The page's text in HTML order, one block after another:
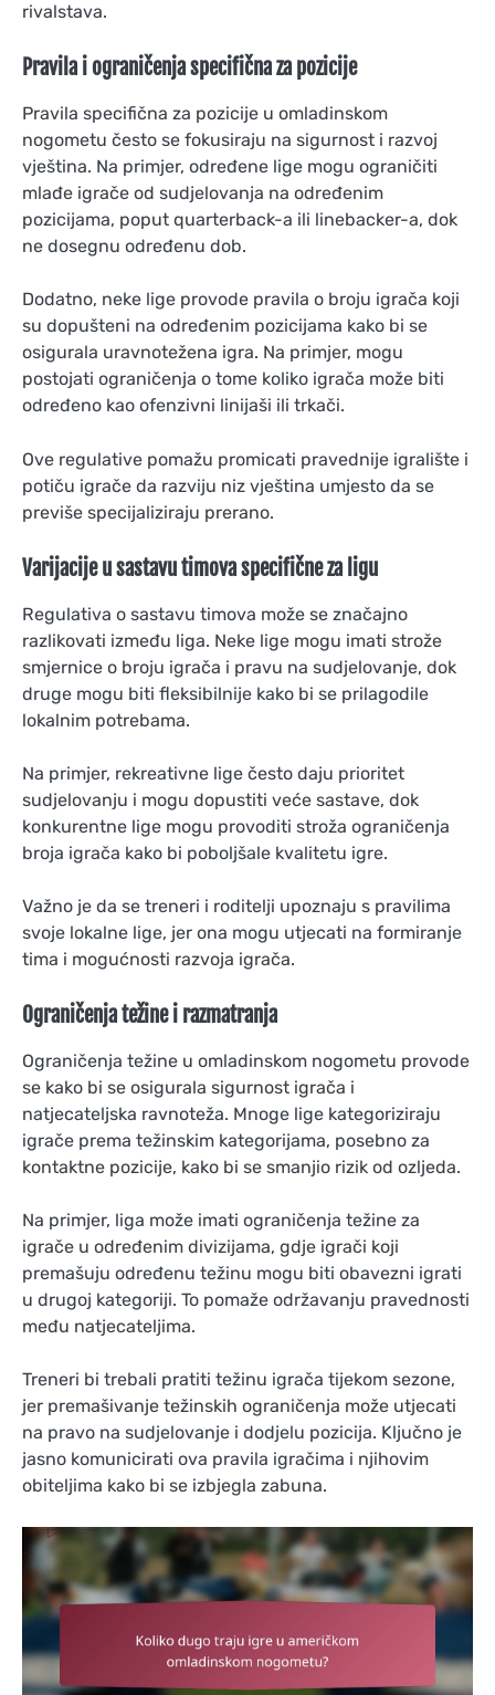
rivalstava.
Pravila i ograničenja specifična za pozicije
Pravila specifična za pozicije u omladinskom
nogometu često se fokusiraju na sigurnost i razvoj
vještina. Na primjer, određene lige mogu ograničiti
mlađe igrače od sudjelovanja na određenim
pozicijama, poput quarterback-a ili linebacker-a, dok
ne dosegnu određenu dob.
Dodatno, neke lige provode pravila o broju igrača koji
su dopušteni na određenim pozicijama kako bi se
osigurala uravnotežena igra. Na primjer, mogu
postojati ograničenja o tome koliko igrača može biti
određeno kao ofenzivni linijaši ili trkači.
Ove regulative pomažu promicati pravednije igralište i
potiču igrače da razviju niz vještina umjesto da se
previše specijaliziraju prerano.
Varijacije u sastavu timova specifične za ligu
Regulativa o sastavu timova može se značajno
razlikovati između liga. Neke lige mogu imati strože
smjernice o broju igrača i pravu na sudjelovanje, dok
druge mogu biti fleksibilnije kako bi se prilagodile
lokalnim potrebama.
Na primjer, rekreativne lige često daju prioritet
sudjelovanju i mogu dopustiti veće sastave, dok
konkurentne lige mogu provoditi stroža ograničenja
broja igrača kako bi poboljšale kvalitetu igre.
Važno je da se treneri i roditelji upoznaju s pravilima
svoje lokalne lige, jer ona mogu utjecati na formiranje
tima i mogućnosti razvoja igrača.
Ograničenja težine i razmatranja
Ograničenja težine u omladinskom nogometu provode
se kako bi se osigurala sigurnost igrača i
natjecateljska ravnoteža. Mnoge lige kategoriziraju
igrače prema težinskim kategorijama, posebno za
kontaktne pozicije, kako bi se smanjio rizik od ozljeda.
Na primjer, liga može imati ograničenja težine za
igrače u određenim divizijama, gdje igrači koji
premašuju određenu težinu mogu biti obavezni igrati
u drugoj kategoriji. To pomaže održavanju pravednosti
među natjecateljima.
Treneri bi trebali pratiti težinu igrača tijekom sezone,
jer premašivanje težinskih ograničenja može utjecati
na pravo na sudjelovanje i dodjelu pozicija. Ključno je
jasno komunicirati ova pravila igračima i njihovim
obiteljima kako bi se izbjegla zabuna.